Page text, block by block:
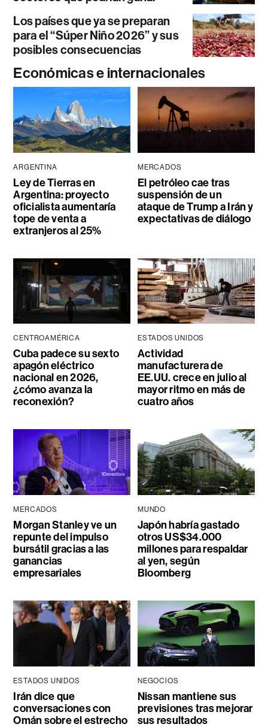
Los países que ya se preparan
para el “Súper Niño 2026” y sus
posibles consecuencias
Económicas e internacionales
ARGENTINA
Ley de Tierras en
Argentina: proyecto
oficialista aumentaría
tope de venta a
extranjeros al 25%
MERCADOS
El petróleo cae tras
suspensión de un
ataque de Trump a Irán y
expectativas de diálogo
CENTROAMÉRICA
Cuba padece su sexto
apagón eléctrico
nacional en 2026,
¿cómo avanza la
reconexión?
ESTADOS UNIDOS
Actividad
manufacturera de
EE.UU. crece en julio al
mayor ritmo en más de
cuatro años
MERCADOS
Morgan Stanley ve un
repunte del impulso
bursátil gracias a las
ganancias
empresariales
MUNDO
Japón habría gastado
otros US$34.000
millones para respaldar
al yen, según
Bloomberg
ESTADOS UNIDOS
Irán dice que
conversaciones con
Omán sobre el estrecho
NEGOCIOS
Nissan mantiene sus
previsiones tras mejorar
sus resultados